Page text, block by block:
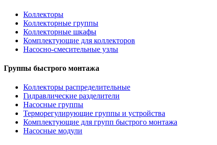
Коллекторы
Коллекторные группы
Коллекторные шкафы
Комплектующие для коллекторов
Насосно-смесительные узлы
Группы быстрого монтажа
Коллекторы распределительные
Гидравлические разделители
Насосные группы
Терморегулирующие группы и устройства
Комплектующие для групп быстрого монтажа
Насосные модули